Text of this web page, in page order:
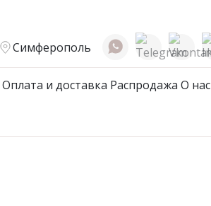
Симферополь
Оплата и доставка Распродажа О нас